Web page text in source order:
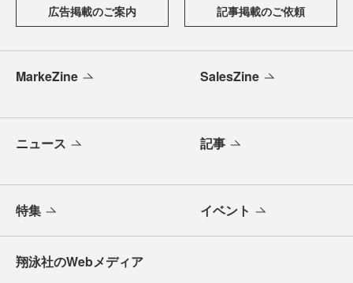
広告掲載のご案内 記事掲載のご依頼
MarkeZine SalesZine
ニュース 記事
特集 イベント
翔泳社のWebメディア